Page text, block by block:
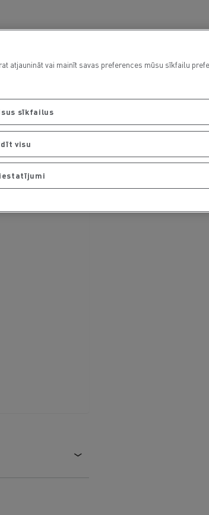
vai mainīt savas preferences mūsu sīkfailu
sīkfailus
visu